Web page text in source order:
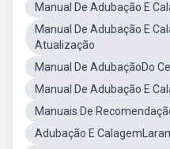
Manual De Adubação E
Manual De Adubação E
Atualização
Manual De AdubaçãoDo
Manual De Adubação E
Manuais De
Adubação E